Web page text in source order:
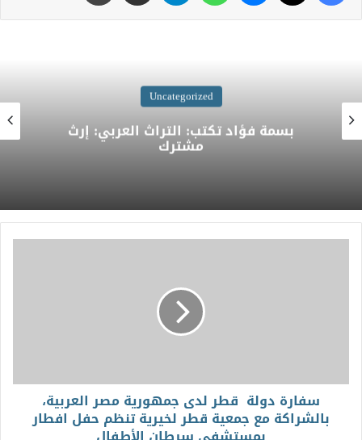
Uncategorized
بسمة فؤاد تكتب: التراث العربي: إرث
مشترك
سفارة دولة ‎ قطر لدى جمهورية مصر العربية،
بالشراكة مع جمعية ‎قطر لخيرية تنظم حفل افطار